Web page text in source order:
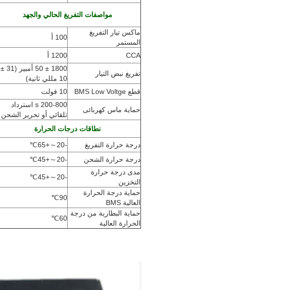
مواصفات التفريغ الحالي والجهد
ماكس تيار التفريغ
المستمر
100 أ
CCA 1200 أ
تفريغ نبض التيار
1800 ± 50 أمبير (
31 ±
10 مللي ثانية)
قطع BMS Low Voltge 10 فولت
حماية ماس كهربائى
200-800 s استرداد
تلقائي أو تحرير الشحن
نطاقات درجات الحرارة
درجة حرارة التفريغ
-20
～
+65
℃
درجة حرارة الشحن
-20
～
+45
℃
مدى درجة حرارة
التخزين
-20
～
+45
℃
حماية درجة الحرارة
العالية BMS
90
℃
حماية البطارية من درجة
الحرارة العالية
60
℃